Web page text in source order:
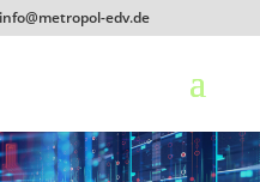
info@metropol-edv.de